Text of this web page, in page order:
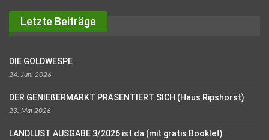
Letzte Beiträge
DIE GOLDWESPE
24. Juni 2026
DER GENIEßERMARKT PRÄSENTIERT SICH (Haus Ripshorst)
23. Mai 2026
LANDLUST AUSGABE 3/2026 ist da (mit gratis Booklet)